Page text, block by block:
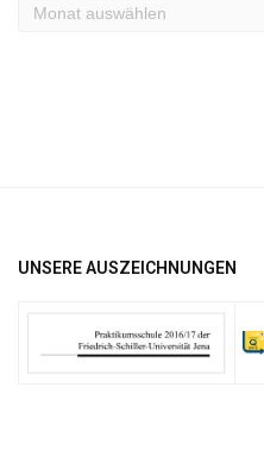
Archiv
UNSERE AUSZEICHNUNGEN